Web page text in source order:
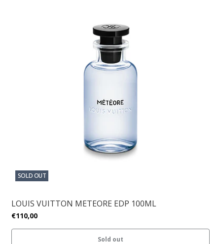
SOLD OUT
LOUIS VUITTON METEORE EDP 100ML
€110,00
Sold out